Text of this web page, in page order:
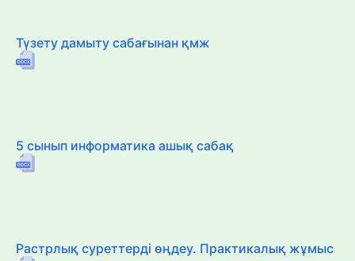
Түзету дамыту сабағынан қмж
5 сынып информатика ашық сабақ
Растрлық суреттерді өңдеу. Практикалық жұмыс